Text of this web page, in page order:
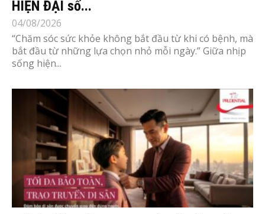
HIỆN ĐẠI số...
04/08/2026
“Chăm sóc sức khỏe không bắt đầu từ khi có bệnh, mà
bắt đầu từ những lựa chọn nhỏ mỗi ngày.” Giữa nhịp
sống hiện...